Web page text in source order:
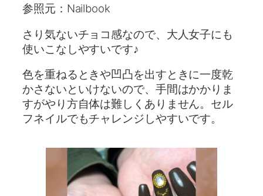
参照元：Nailbook
さり気ないチョコ感なので、大人女子にも
使いこなしやすいです♪
色を重ねるときや凹凸を出すときに一度乾
かさないといけないので、手間はかかりま
すがやり方自体は難しくありません。セル
フネイルでもチャレンジしやすいです。